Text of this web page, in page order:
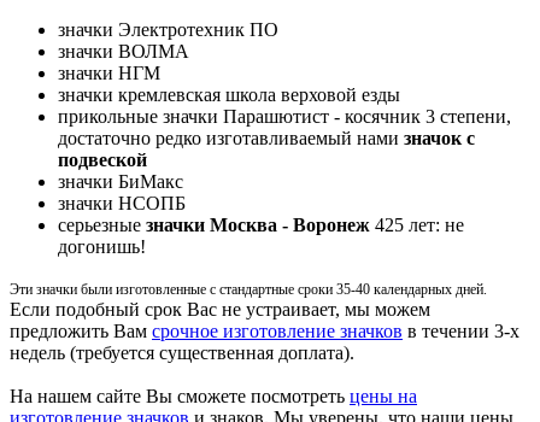
значки Электротехник ПО
значки ВОЛМА
значки НГМ
значки кремлевская школа верховой езды
прикольные значки Парашютист - косячник 3 степени,
достаточно редко изготавливаемый нами значок с
подвеской
значки БиМакс
значки НСОПБ
серьезные значки Москва - Воронеж 425 лет: не
догонишь!
Эти значки были изготовленные с стандартные сроки 35-40 календарных дней.
Если подобный срок Вас не устраивает, мы можем
предложить Вам срочное изготовление значков в течении 3-х
недель (требуется существенная доплата).
На нашем сайте Вы сможете посмотреть цены на
изготовление значков и знаков. Мы уверены, что наши цены